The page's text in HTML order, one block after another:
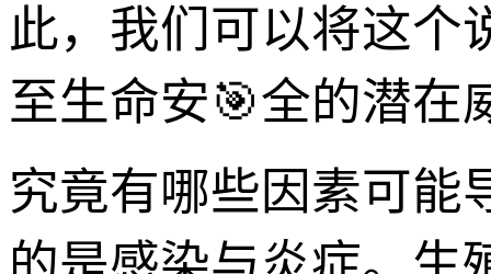
此，我们可以将这个
至生命安🎯全的潜在
究竟有哪些因素可能